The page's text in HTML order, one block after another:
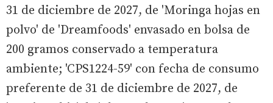
31 de diciembre de 2027, de 'Moringa hojas en
polvo' de 'Dreamfoods' envasado en bolsa de
200 gramos conservado a temperatura
ambiente; 'CPS1224-59' con fecha de consumo
preferente de 31 de diciembre de 2027, de